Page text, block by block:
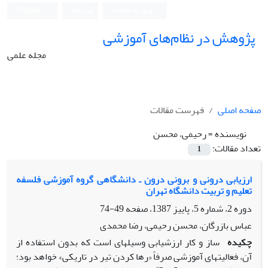
پژوهش در نظام‌های آموزشی
مجله علمی
صفحه اصلی
فهرست مقالات
نویسنده =رحیمی، محسن
تعداد مقالات:
1
ارزیابی درونی و برونی درون ـ دانشگاهی گروه آموزشی فلسفه
تعلیم و تربیت دانشگاه تهران
دوره 2، شماره 5، پاییز 1387، صفحه
49-74
عباس بازرگان، محسن رحیمی، رضا محمدی
چکیده ساز و کار ارزشیابی وسیله­ای است که بدون استفاده از
آن، فعالیت­های آموزشی صرفاً «رها کردن تیر در تاریکی» خواهد بود؛